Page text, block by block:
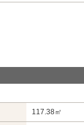
117.38㎡